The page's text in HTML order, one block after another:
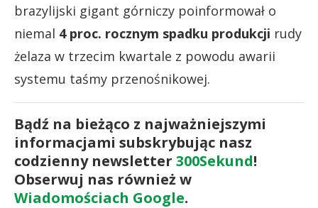
brazylijski gigant górniczy poinformował o
niemal 4 proc. rocznym spadku produkcji rudy
żelaza w trzecim kwartale z powodu awarii
systemu taśmy przenośnikowej.
Bądź na bieżąco z najważniejszymi
informacjami subskrybując nasz
codzienny newsletter 300Sekund!
Obserwuj nas również w
Wiadomościach Google.